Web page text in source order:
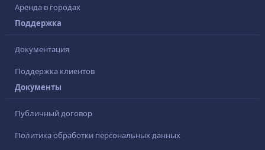
Аренда в городах
Поддержка
Документация
Поддержка клиентов
Документы
Публичный договор
Политика обработки персональных данных